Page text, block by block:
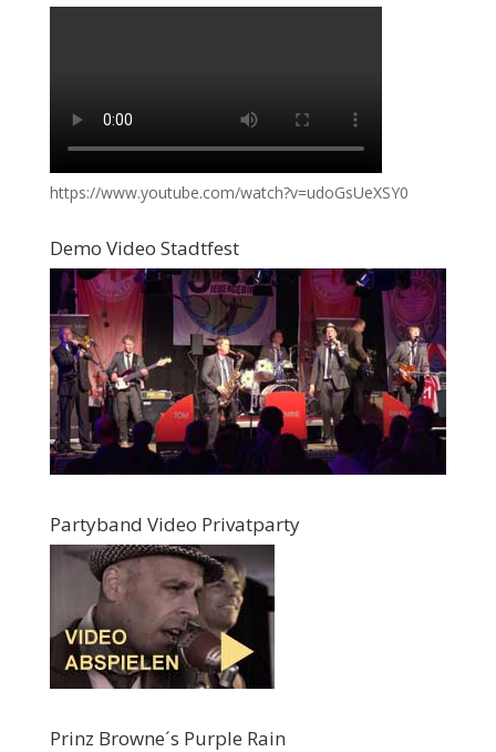
https://www.youtube.com/watch?v=udoGsUeXSY0
Demo Video Stadtfest
Partyband Video Privatparty
Prinz Browne´s Purple Rain